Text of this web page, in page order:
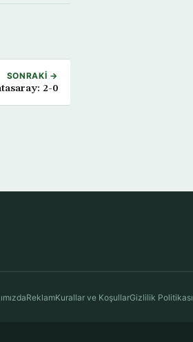
SONRAKI →
2-0
ReklamKurallar ve KoşullarGizlilik Politikası